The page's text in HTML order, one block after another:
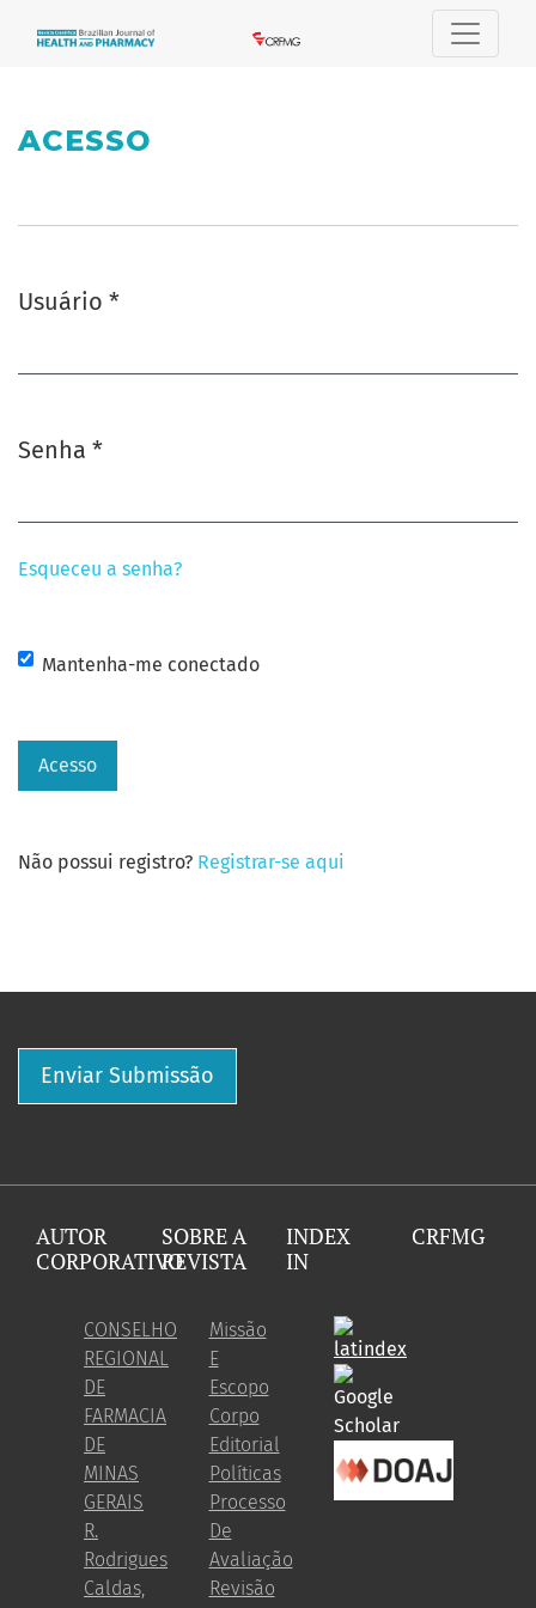
ACESSO
Usuário *
Senha *
Esqueceu a senha?
Mantenha-me conectado
Acesso
Não possui registro? Registrar-se aqui
Enviar Submissão
AUTOR
CORPORATIVO
CONSELHO
REGIONAL
DE
FARMACIA
DE
MINAS
GERAIS
R.
Rodrigues
Caldas,
SOBRE A
REVISTA
Missão
E
Escopo
Corpo
Editorial
Políticas
Processo
De
Avaliação
Revisão
INDEX
IN
CRFMG